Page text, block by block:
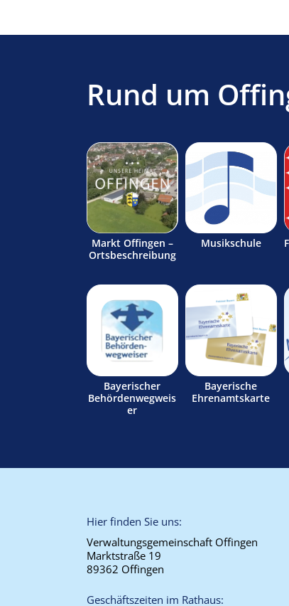
Rund um
Markt Offingen –
Ortsbeschreibung
Musikschule
Bayerischer
Behördenwegweis
er
Bayerische
Ehrenamtskarte
Hier finden Sie uns:
Verwaltungsgemeinschaft Offingen
Marktstraße 19
89362 Offingen
Geschäftszeiten im Rathaus: